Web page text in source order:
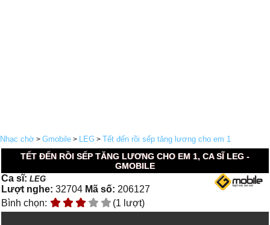
Nhạc chờ > Gmobile > LEG > Tết đến rồi sếp tăng lương cho em 1
TẾT ĐẾN RỒI SẾP TĂNG LƯƠNG CHO EM 1, CA SĨ LEG -
GMOBILE
Ca sĩ:LEG
Lượt nghe: 32704 Mã số: 206127
Bình chọn:
(1 lượt)